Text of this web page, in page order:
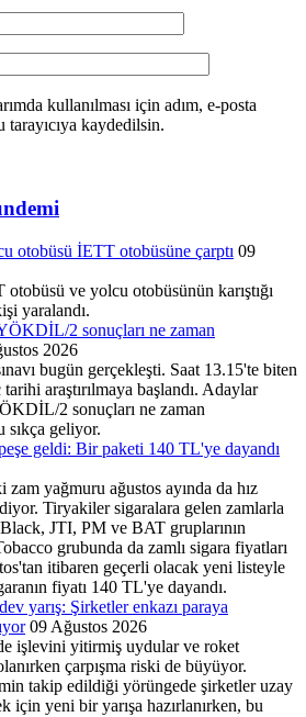
kullanılması için adım, e-posta
tarayıcıya kaydedilsin.
otobüsü İETT otobüsüne çarptı 09
ve yolcu otobüsünün karıştığı
yaralandı.
2 sonuçları ne zaman
2026
bugün gerçekleşti. Saat 13.15'te biten
tarihi araştırılmaya başlandı. Adaylar
2 sonuçları ne zaman
sıkça geliyor.
geldi: Bir paketi 140 TL'ye dayandı
zam yağmuru ağustos ayında da hız
Tiryakiler sigaralara gelen zamlarla
Black, JTI, PM ve BAT gruplarının
grubunda da zamlı sigara fiyatları
itibaren geçerli olacak yeni listeyle
fiyatı 140 TL'ye dayandı.
yarış: Şirketler enkazı paraya
09 Ağustos 2026
işlevini yitirmiş uydular ve roket
çarpışma riski de büyüyor.
takip edildiği yörüngede şirketler uzay
için yeni bir yarışa hazırlanırken, bu